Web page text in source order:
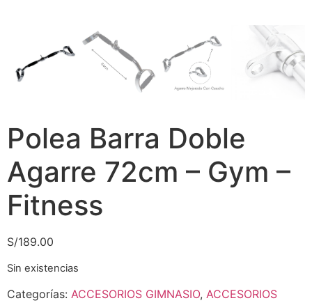
Polea Barra Doble
Agarre 72cm – Gym –
Fitness
S/189.00
Sin existencias
Categorías: ACCESORIOS GIMNASIO, ACCESORIOS